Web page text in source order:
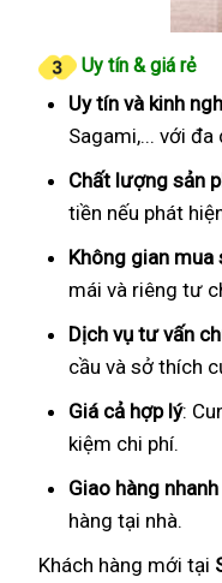
Uy tín & giá rẻ
Uy tín và kinh
Sagami,... với
Chất lượng sản
tiền nếu phát
Không gian
mái và riêng tư
Dịch vụ tư vấn
cầu và sở thích
Giá cả hợp lý:
kiệm chi phí.
Giao hàng
hàng tại nhà.
Khách hàng mới tại